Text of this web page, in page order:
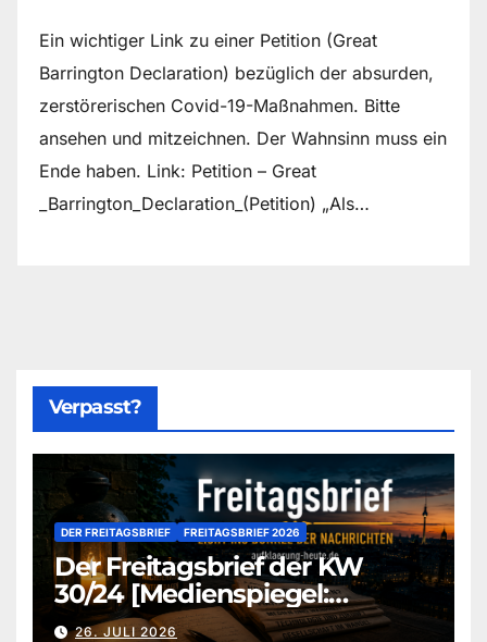
Ein wichtiger Link zu einer Petition (Great
Barrington Declaration) bezüglich der absurden,
zerstörerischen Covid-19-Maßnahmen. Bitte
ansehen und mitzeichnen. Der Wahnsinn muss ein
Ende haben. Link: Petition – Great
_Barrington_Declaration_(Petition) „Als…
Verpasst?
DER FREITAGSBRIEF FREITAGSBRIEF 2026
Der Freitagsbrief der KW
30/24 [Medienspiegel:
aufklaerung-heute-de]
26. JULI 2026